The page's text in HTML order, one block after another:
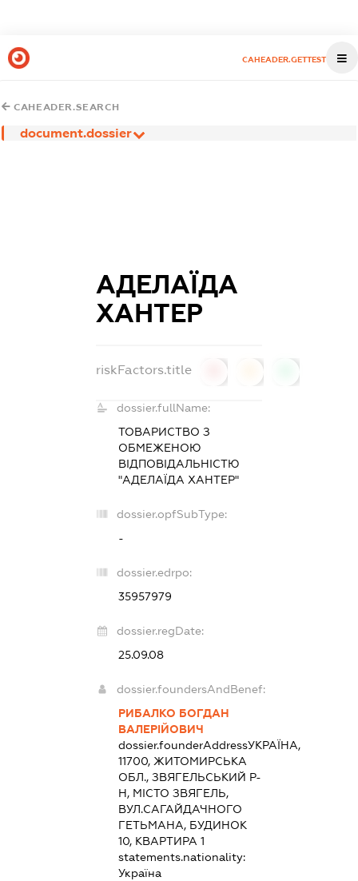
CAHEADER.GETTEST
CAHEADER.SEARCH
document.dossier
АДЕЛАЇДА
ХАНТЕР
riskFactors.title
dossier.fullName:
ТОВАРИСТВО З
ОБМЕЖЕНОЮ
ВІДПОВІДАЛЬНІСТЮ
"АДЕЛАЇДА ХАНТЕР"
dossier.opfSubType:
-
dossier.edrpo:
35957979
dossier.regDate:
25.09.08
dossier.foundersAndBenef:
РИБАЛКО БОГДАН
ВАЛЕРІЙОВИЧ
dossier.founderAddressУКРАЇНА,
11700, ЖИТОМИРСЬКА
ОБЛ., ЗВЯГЕЛЬСЬКИЙ Р-
Н, МІСТО ЗВЯГЕЛЬ,
ВУЛ.САГАЙДАЧНОГО
ГЕТЬМАНА, БУДИНОК
10, КВАРТИРА 1
statements.nationality:
Україна